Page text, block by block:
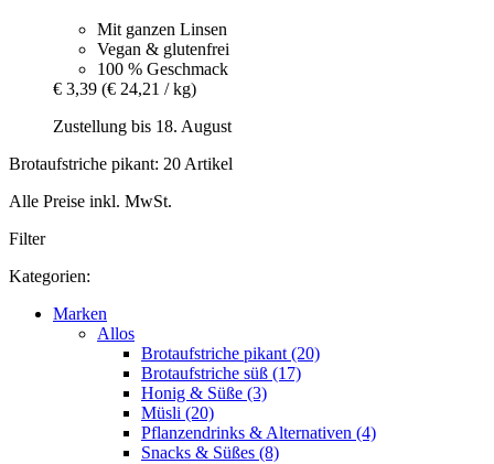
Mit ganzen Linsen
Vegan & glutenfrei
100 % Geschmack
€ 3,39 (€ 24,21 / kg)
Zustellung bis 18. August
Brotaufstriche pikant: 20 Artikel
Alle Preise inkl. MwSt.
Filter
Kategorien:
Marken
Allos
Brotaufstriche pikant (20)
Brotaufstriche süß (17)
Honig & Süße (3)
Müsli (20)
Pflanzendrinks & Alternativen (4)
Snacks & Süßes (8)